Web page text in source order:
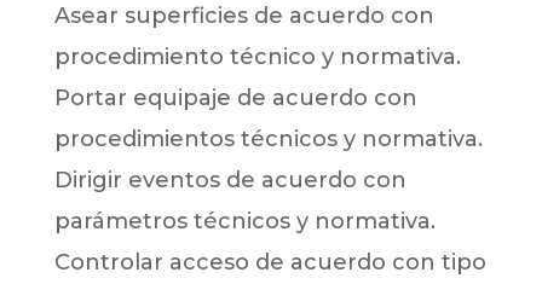
Asear superficies de acuerdo con
procedimiento técnico y normativa.
Portar equipaje de acuerdo con
procedimientos técnicos y normativa.
Dirigir eventos de acuerdo con
parámetros técnicos y normativa.
Controlar acceso de acuerdo con tipo